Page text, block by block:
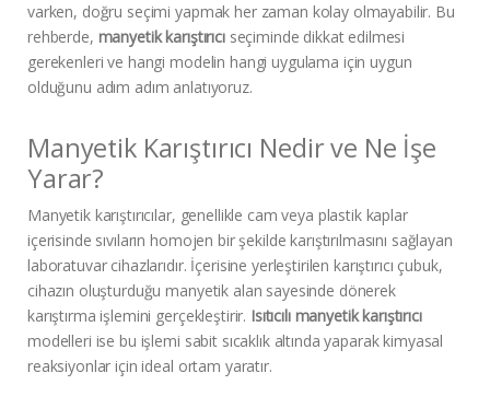
varken, doğru seçimi yapmak her zaman kolay olmayabilir. Bu
rehberde, manyetik karıştırıcıseçiminde dikkat edilmesi
gerekenleri ve hangi modelin hangi uygulama için uygun
olduğunu adım adım anlatıyoruz.
Manyetik Karıştırıcı Nedir ve Ne İşe
Yarar?
Manyetik karıştırıcılar, genellikle cam veya plastik kaplar
içerisinde sıvıların homojen bir şekilde karıştırılmasını sağlayan
laboratuvar cihazlarıdır. İçerisine yerleştirilen karıştırıcı çubuk,
cihazın oluşturduğu manyetik alan sayesinde dönerek
karıştırma işlemini gerçekleştirir. Isıtıcılı manyetik karıştırıcı
modelleri ise bu işlemi sabit sıcaklık altında yaparak kimyasal
reaksiyonlar için ideal ortam yaratır.